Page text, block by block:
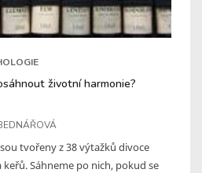
životní harmonie?
tvořeny z 38 výtažků divoce
Sáhneme po nich, pokud se